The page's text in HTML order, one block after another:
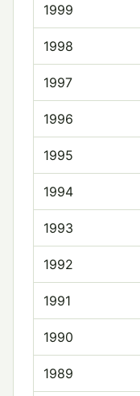
1999
1998
1997
1996
1995
1994
1993
1992
1991
1990
1989